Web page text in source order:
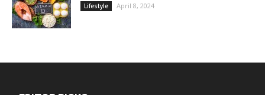
Lifestyle April 8, 2024